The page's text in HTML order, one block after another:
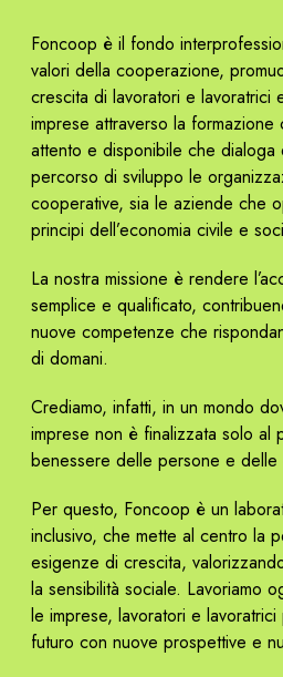
Foncoop è il fondo
valori della cooperazione,
crescita di lavoratori e lavoratrici
imprese attraverso la formazione
attento e disponibile che
percorso di sviluppo le
cooperative, sia le aziende che
principi dell’economia civile e
La nostra missione è rendere
semplice e qualificato,
nuove competenze che
di domani.
Crediamo, infatti, in un mondo
imprese non è finalizzata solo al
benessere delle persone e delle
Per questo, Foncoop è un
inclusivo, che mette al centro la
esigenze di crescita,
la sensibilità sociale. Lavoriamo
le imprese, lavoratori e
futuro con nuove prospettive e